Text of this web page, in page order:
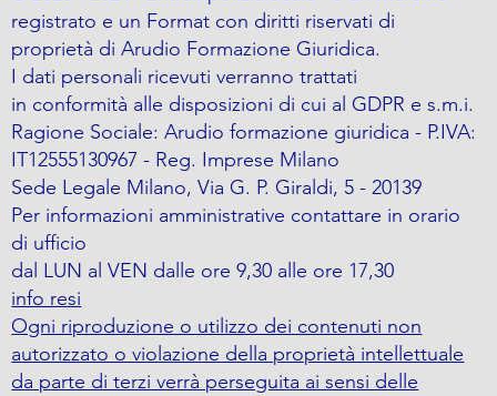
registrato e un Format con diritti riservati di
proprietà di Arudio Formazione Giuridica.
I dati personali ricevuti verranno trattati
in conformità alle disposizioni di cui al GDPR e s.m.i.
Ragione Sociale: Arudio formazione giuridica - P.IVA:
IT12555130967 - Reg. Imprese Milano
Sede Legale Milano, Via G. P. Giraldi, 5 - 20139
Per informazioni amministrative contattare in orario
di ufficio
dal LUN al VEN dalle ore 9,30 alle ore 17,30
info resi
Ogni riproduzione o utilizzo dei contenuti non
autorizzato o violazione della proprietà intellettuale
da parte di terzi verrà perseguita ai sensi delle